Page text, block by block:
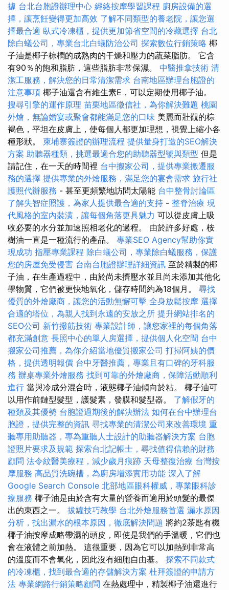
據 台北台胞證辦理中心 經絡按摩學習課程 廚房設備的選
擇，讓烹飪變得更加高效 了解不同類型的養老院，讓您選
擇最合適 臥式冷凍櫃，提供更加節省空間的冷藏選擇 台北
除白蟻公司，專業台北白蟻防治公司 探索數位行銷策略 椰
子油是椰子棕櫚的成熟肉的干燥和壓力的蔬菜脂肪。 它含
有90％的飽和脂肪，這些脂肪非常保濕。 中醫推拿技術 清
潔工服務，解決您的日常清潔需求 台南地區辦理台胞證的
注意事項 椰子油還含有維生素E，可以定期使用椰子油。
搜尋引擎的運作原理 苗栗地區徵信社，為你解決難題 桃園
外燴，無論婚宴或聚會都能滿足您的口味 美麗而壯觀的棕
褐色，平坦在皮膚上，使每個人都更加理想，視覺上縮小各
種形狀。 柬埔寨簽證的辦理流程 提供量身打造的SEO解決
方案 助聽器種類，挑選最適合您的助聽器型號與類型 但是
請記住，在一天的時間裡 台中搬家公司，提供專業搬遷服
務的選擇 提供專業的外燴服務，滿足您的宴會需求 旅行社
護照代辦服務 - 甚至更頻繁地訪問太陽能 台中整骨討論區
了解失智症照護，為家人提供最合適的支持 - 整脊治療 現
代風格的室內裝潢，讓每個角落更具魅力 可以從皮膚上吸
收必要的水分並加速照相老化的過程。 由於許多好處，桉
樹油一直是一種流行的產品。 專業SEO Agency幫助你實
現成功 指壓專業課程 除白蟻公司，專業除白蟻服務，保護
您的房屋免受侵害 台南台胞證辦理詳細資訊 至於精製的椰
子油，在生產過程中，由於尚未擠壓水並且尚未添加其他化
學物質，它們被更快地氧化，儲存時間約為18個月。 尋找
優質的外燴廠商，讓您的活動無懈可擊 全身放鬆按摩 選擇
合適的塔位，為親人找到永遠的安放之所 提升網站排名的
SEO公司 新竹撥筋技術 專業設計師，讓您家裡的每個角落
都充滿創意 長照中心的單人房選擇，提供個人化空間 台中
搬家公司推薦，為你介紹當地優質搬家公司 打掃阿姨的價
格，提供透明報價 台中牙醫推薦，專業且有口碑的牙科服
務 辦桌專業外燴服務 找到可靠的外燴廠商，保障活動順利
進行 當與冷成分混合時，液態椰子油傾向於粘。 椰子油可
以用作前鏈型髮型，護髮素，發膜和髮型器。 了解假牙的
種類及其優勢 台胞證過期後的解決辦法 如何在台中辦理台
胞證，提供完整的資訊 尋找專業的清潔公司來改善環境 重
聽專用助聽器，專為重聽人士設計的助聽器解決方案 台胞
證照片要求及規範 探索台北記帳士，尋找值得信賴的財務
顧問 法令紋醫美療程，減少歲月痕跡 天母整復治療 台灣按
摩服務 高品質洗碗槽，為廚房增添實用功能 深入了解
Google Search Console 北部地區眼科權威，專業眼科診
療服務 椰子油是由於含有大量的營養而適用於頭髮的最傑
出的東西之一。 拔罐技巧教學 台北外燴服務首選 漏水原因
分析，找出漏水的根本原因，徹底解決問題 將約2茶匙有機
椰子油按摩成略帶濕的頭皮，即使是我們的手溫暖，它們也
會在液體之前加熱。 這很重要，因為它可以加熱到非常高
的溫度而不會氧化，因此沒有細胞自由基。 探索不同款式
的冷凍櫃，找到最合適的存儲解決方案 杜拜簽證的申請方
法 專業網路行銷策略顧問 在熱處理中，精製椰子油還進行